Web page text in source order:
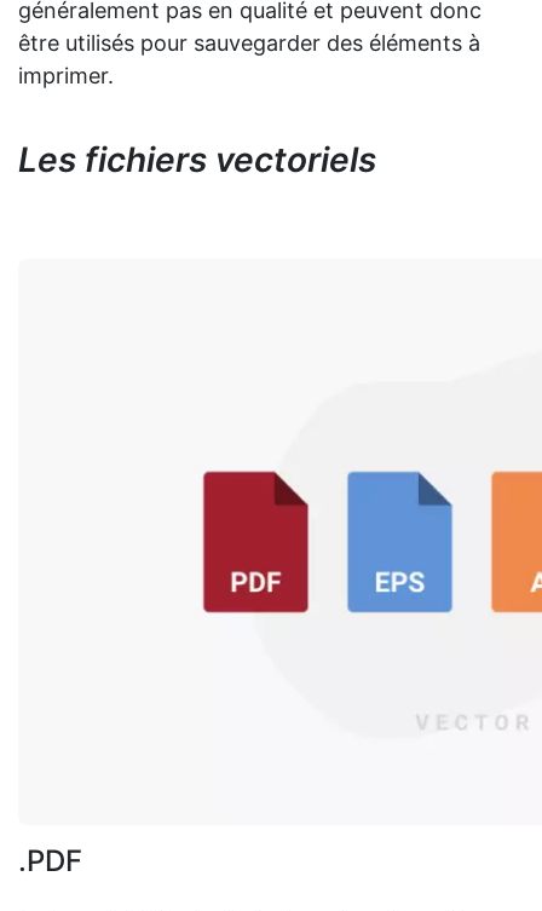
généralement pas en qualité et peuvent donc
être utilisés pour sauvegarder des éléments à
imprimer.
Les fichiers vectoriels
.PDF